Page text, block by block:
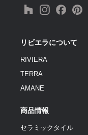
リビエラについて
RIVIERA
TERRA
AMANE
商品情報
セラミックタイル